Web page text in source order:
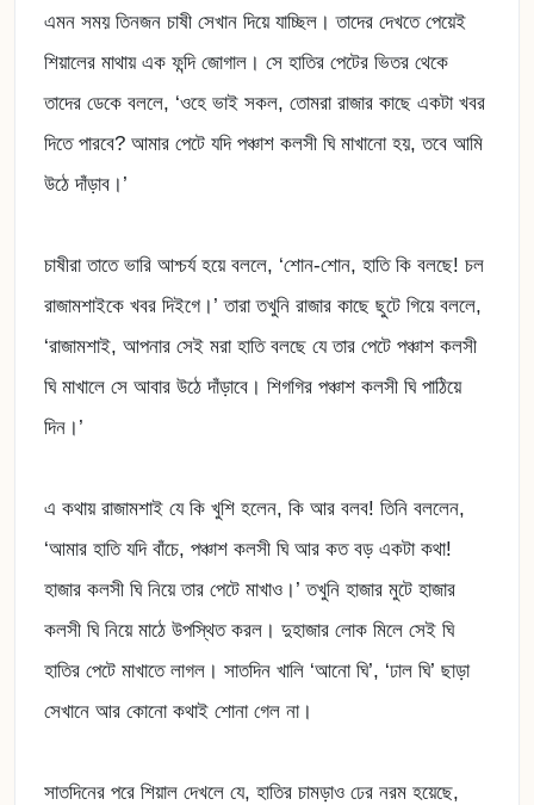
এমন সময় তিনজন চাষী সেখান দিয়ে যাচ্ছিল। তাদের দেখতে পেয়েই
শিয়ালের মাথায় এক ফন্দি জোগাল। সে হাতির পেটের ভিতর থেকে
তাদের ডেকে বললে, ‘ওহে ভাই সকল, তোমরা রাজার কাছে একটা খবর
দিতে পারবে? আমার পেটে যদি পঞ্চাশ কলসী ঘি মাখানো হয়, তবে আমি
উঠে দাঁড়াব।’
চাষীরা তাতে ভারি আশ্চর্য হয়ে বললে, ‘শোন-শোন, হাতি কি বলছে! চল
রাজামশাইকে খবর দিইগে।’ তারা তখুনি রাজার কাছে ছুটে গিয়ে বললে,
‘রাজামশাই, আপনার সেই মরা হাতি বলছে যে তার পেটে পঞ্চাশ কলসী
ঘি মাখালে সে আবার উঠে দাঁড়াবে। শিগগির পঞ্চাশ কলসী ঘি পাঠিয়ে
দিন।’
এ কথায় রাজামশাই যে কি খুশি হলেন, কি আর বলব! তিনি বললেন,
‘আমার হাতি যদি বাঁচে, পঞ্চাশ কলসী ঘি আর কত বড় একটা কথা!
হাজার কলসী ঘি নিয়ে তার পেটে মাখাও।’ তখুনি হাজার মুটে হাজার
কলসী ঘি নিয়ে মাঠে উপস্থিত করল। দুহাজার লোক মিলে সেই ঘি
হাতির পেটে মাখাতে লাগল। সাতদিন খালি ‘আনো ঘি’, ‘ঢাল ঘি’ ছাড়া
সেখানে আর কোনো কথাই শোনা গেল না।
সাতদিনের পরে শিয়াল দেখলে যে, হাতির চামড়াও ঢের নরম হয়েছে,